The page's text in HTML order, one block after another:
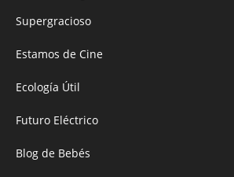
Supergracioso
Estamos de Cine
Ecología Útil
Futuro Eléctrico
Blog de Bebés